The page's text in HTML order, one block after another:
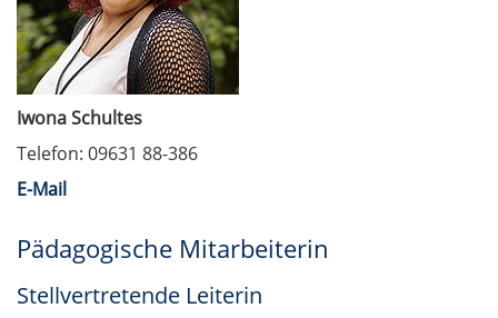
Iwona Schultes
Telefon: 09631 88-386
E-Mail
Pädagogische Mitarbeiterin
Stellvertretende Leiterin